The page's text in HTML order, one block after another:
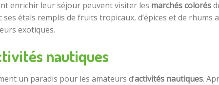
enrichir leur séjour peuvent visiter les marchés colorés
ses étals remplis de fruits tropicaux, d’épices et de rhums
exotiques.
nautiques
un paradis pour les amateurs d’activités nautiques.